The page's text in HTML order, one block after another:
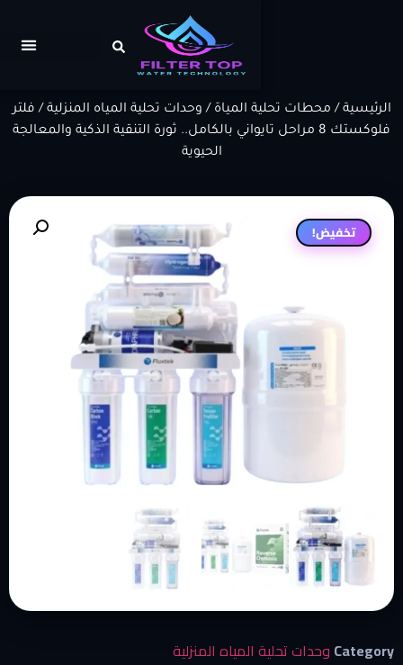
محطات تحلية المياة /وحدات تحلية المياه المنزلية/ فلتر
فلوكستك 8 مراحل تايواني بالكامل.. ثورة التنقية الذكية والمعالجة
وحدات تحلية المياه المنزلية